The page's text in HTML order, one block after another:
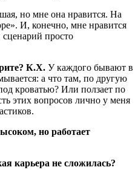
но мне она нравится. На
И, конечно, мне нра­вится
просто
К.Х. У каждого бывают в
а что там, по другую
кроватью? Или ползает по
этих вопросов лично у меня
но работает
карьера не сложилась?